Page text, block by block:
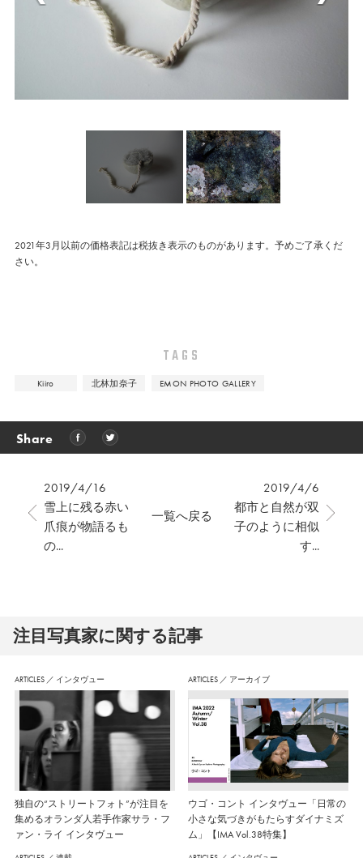
2021年3月以前の価格表記は税抜き表示のものがあります。予めご了承くだ
さい。
TAGS
Kiiro 北林加奈子 EMON PHOTO GALLERY
Share
2019/4/16
雪上に残る赤い
爪痕が物語るも
の...
2019/4/6
都市と自然が双
子のように相似
す...
一覧へ戻る
注⽬写真家に関する記事
ARTICLES ／ インタヴュー
独自の“ストリートフォト”が注目を
集めるオランダ人若手作家サラ・フ
ァン・ライ インタヴュー
ARTICLES ／ アーカイブ
ウゴ・コント インタヴュー「日常の
小さな気づきがもたらすダイナミズ
ム」【IMA Vol.38特集】